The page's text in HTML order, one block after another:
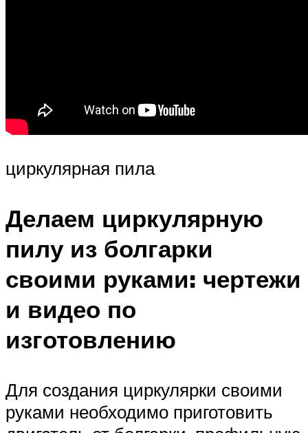
циркулярная пила
Делаем циркулярную
пилу из болгарки
своими руками: чертежи
и видео по
изготовлению
Для создания циркулярки своими
руками необходимо приготовить